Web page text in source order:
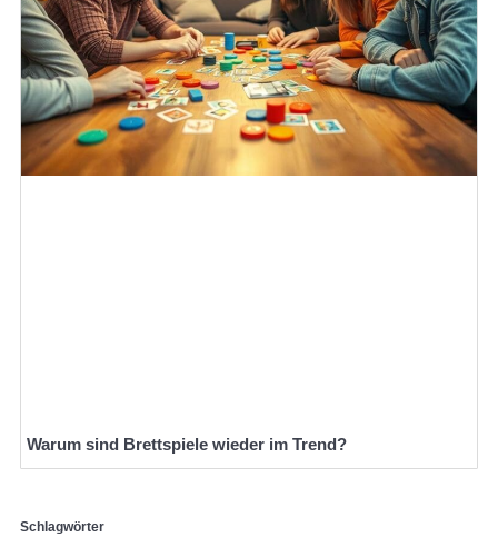
Warum sind Brettspiele wieder im Trend?
Schlagwörter